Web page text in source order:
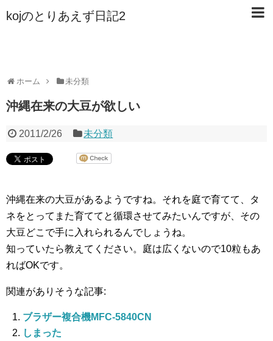
kojのとりあえず日記2
ホーム 未分類
沖縄在来の大豆が欲しい
2011/2/26 未分類
沖縄在来の大豆があるようですね。それを庭で育てて、タ
ネをとってまた育ててと循環させてみたいんですが、その
大豆どこで手に入れられるんでしょうね。
知っていたら教えてください。庭は広くないので10粒もあ
ればOKです。
関連がありそうな記事:
ブラザー複合機MFC-5840CN
しまった